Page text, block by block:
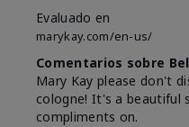
Evaluado en
marykay.com/en-us/
Comentarios sobre
Mary Kay please don't
cologne! It's a beautiful
compliments on.